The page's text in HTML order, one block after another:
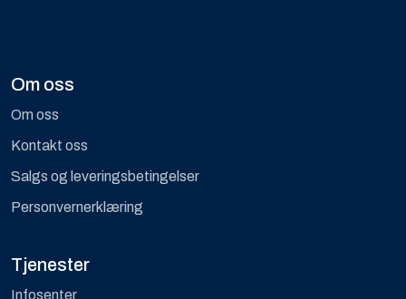
Om oss
Om oss
Kontakt oss
Salgs og leveringsbetingelser
Personvernerklæring
Tjenester
Infosenter